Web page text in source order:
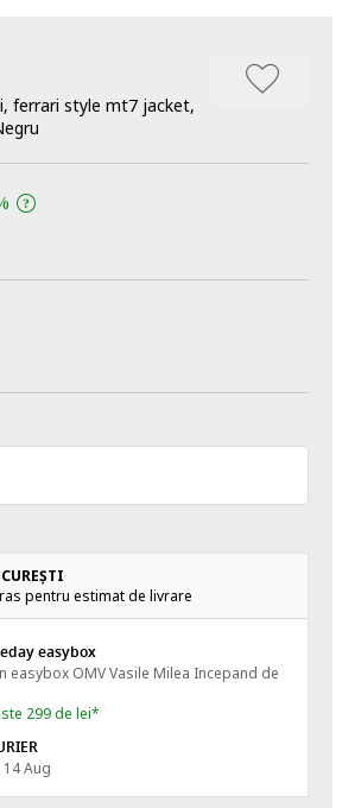
ferrari style mt7 jacket,
pentru estimat de livrare
easybox
easybox OMV Vasile Milea Incepand de
299 de lei*
14 Aug